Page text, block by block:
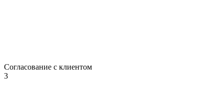
Согласование с клиентом
3